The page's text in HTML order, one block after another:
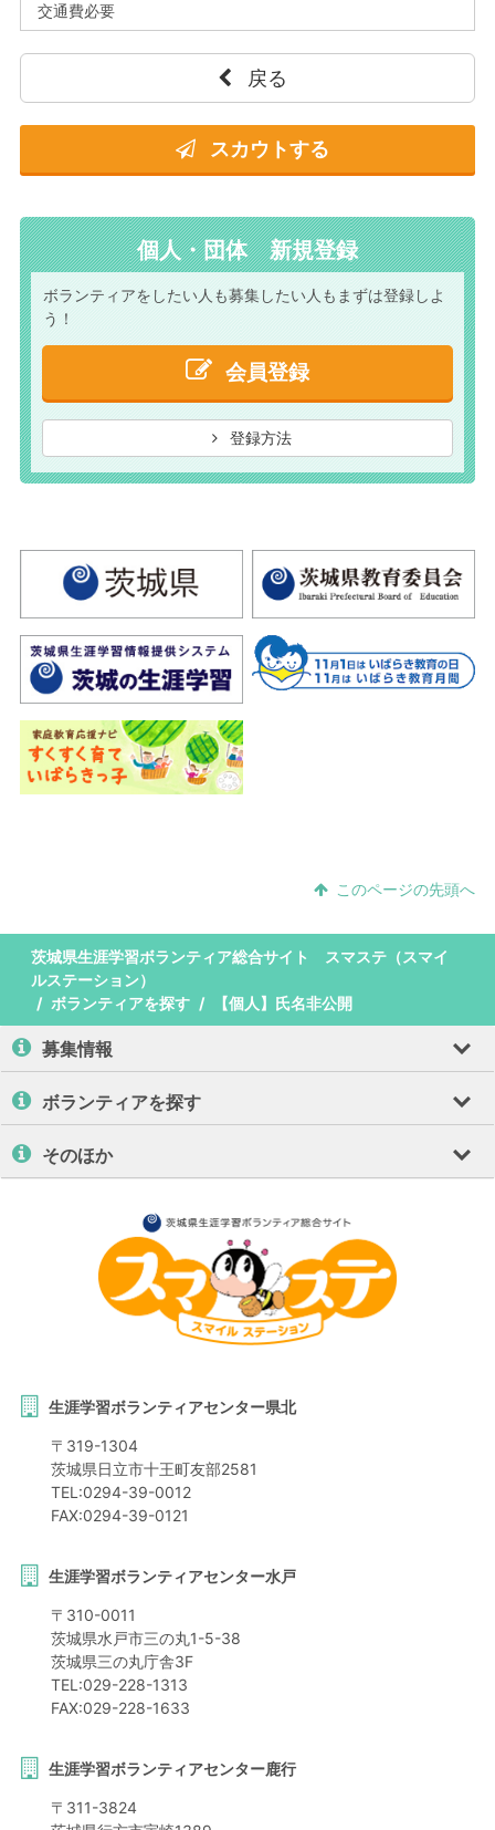
交通費必要
戻る
スカウトする
個人・団体 新規登録
ボランティアをしたい人も募集したい人もまずは登録しよ
う！
会員登録
登録方法
このページの先頭へ
茨城県生涯学習ボランティア総合サイト スマステ（スマイ
ルステーション）
ボランティアを探す
【個人】氏名非公開
募集情報
ボランティアを探す
そのほか
生涯学習ボランティアセンター県北
〒 319-1304
茨城県日立市十王町友部2581
TEL:0294-39-0012
FAX:0294-39-0121
生涯学習ボランティアセンター水戸
〒 310-0011
茨城県水戸市三の丸1-5-38
茨城県三の丸庁舎3F
TEL:029-228-1313
FAX:029-228-1633
生涯学習ボランティアセンター鹿行
〒 311-3824